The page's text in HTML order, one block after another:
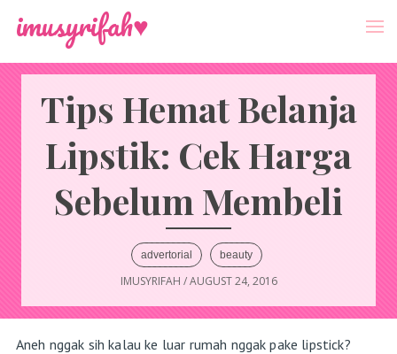
imusyrifah♥
Tips Hemat Belanja
Lipstik: Cek Harga
Sebelum Membeli
advertorial beauty
IMUSYRIFAH /AUGUST 24, 2016
Aneh nggak sih kalau ke luar rumah nggak pake lipstick?